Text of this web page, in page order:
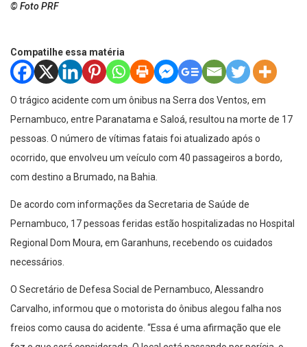
© Foto PRF
Compatilhe essa matéria
O trágico acidente com um ônibus na Serra dos Ventos, em
Pernambuco, entre Paranatama e Saloá, resultou na morte de 17
pessoas. O número de vítimas fatais foi atualizado após o
ocorrido, que envolveu um veículo com 40 passageiros a bordo,
com destino a Brumado, na Bahia.
De acordo com informações da Secretaria de Saúde de
Pernambuco, 17 pessoas feridas estão hospitalizadas no Hospital
Regional Dom Moura, em Garanhuns, recebendo os cuidados
necessários.
O Secretário de Defesa Social de Pernambuco, Alessandro
Carvalho, informou que o motorista do ônibus alegou falha nos
freios como causa do acidente. “Essa é uma afirmação que ele